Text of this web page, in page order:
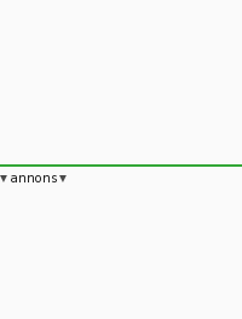
annons